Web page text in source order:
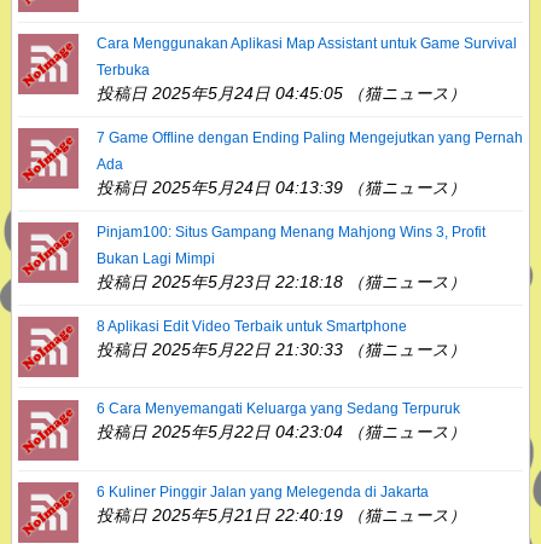
Cara Menggunakan Aplikasi Map Assistant untuk Game Survival
Terbuka
投稿日 2025年5月24日 04:45:05 （猫ニュース）
7 Game Offline dengan Ending Paling Mengejutkan yang Pernah
Ada
投稿日 2025年5月24日 04:13:39 （猫ニュース）
Pinjam100: Situs Gampang Menang Mahjong Wins 3, Profit
Bukan Lagi Mimpi
投稿日 2025年5月23日 22:18:18 （猫ニュース）
8 Aplikasi Edit Video Terbaik untuk Smartphone
投稿日 2025年5月22日 21:30:33 （猫ニュース）
6 Cara Menyemangati Keluarga yang Sedang Terpuruk
投稿日 2025年5月22日 04:23:04 （猫ニュース）
6 Kuliner Pinggir Jalan yang Melegenda di Jakarta
投稿日 2025年5月21日 22:40:19 （猫ニュース）